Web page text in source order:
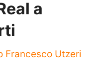
a
Francesco Utzeri